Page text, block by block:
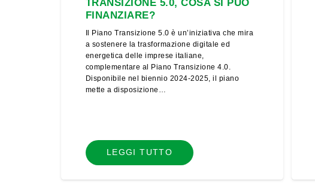
TRANSIZIONE 5.0, COSA SI PUÒ
FINANZIARE?
Il Piano Transizione 5.0 è un’iniziativa che mira
a sostenere la trasformazione digitale ed
energetica delle imprese italiane,
complementare al Piano Transizione 4.0.
Disponibile nel biennio 2024-2025, il piano
mette a disposizione…
LEGGI TUTTO